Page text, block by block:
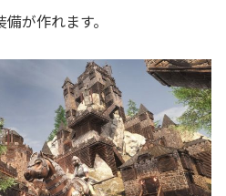
が作れます。